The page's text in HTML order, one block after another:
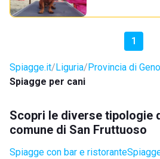
1
Spiagge.it Liguria Provincia di
Spiagge per cani
Scopri le diverse tipologie
comune di San Fruttuoso
Spiagge con bar e ristorante